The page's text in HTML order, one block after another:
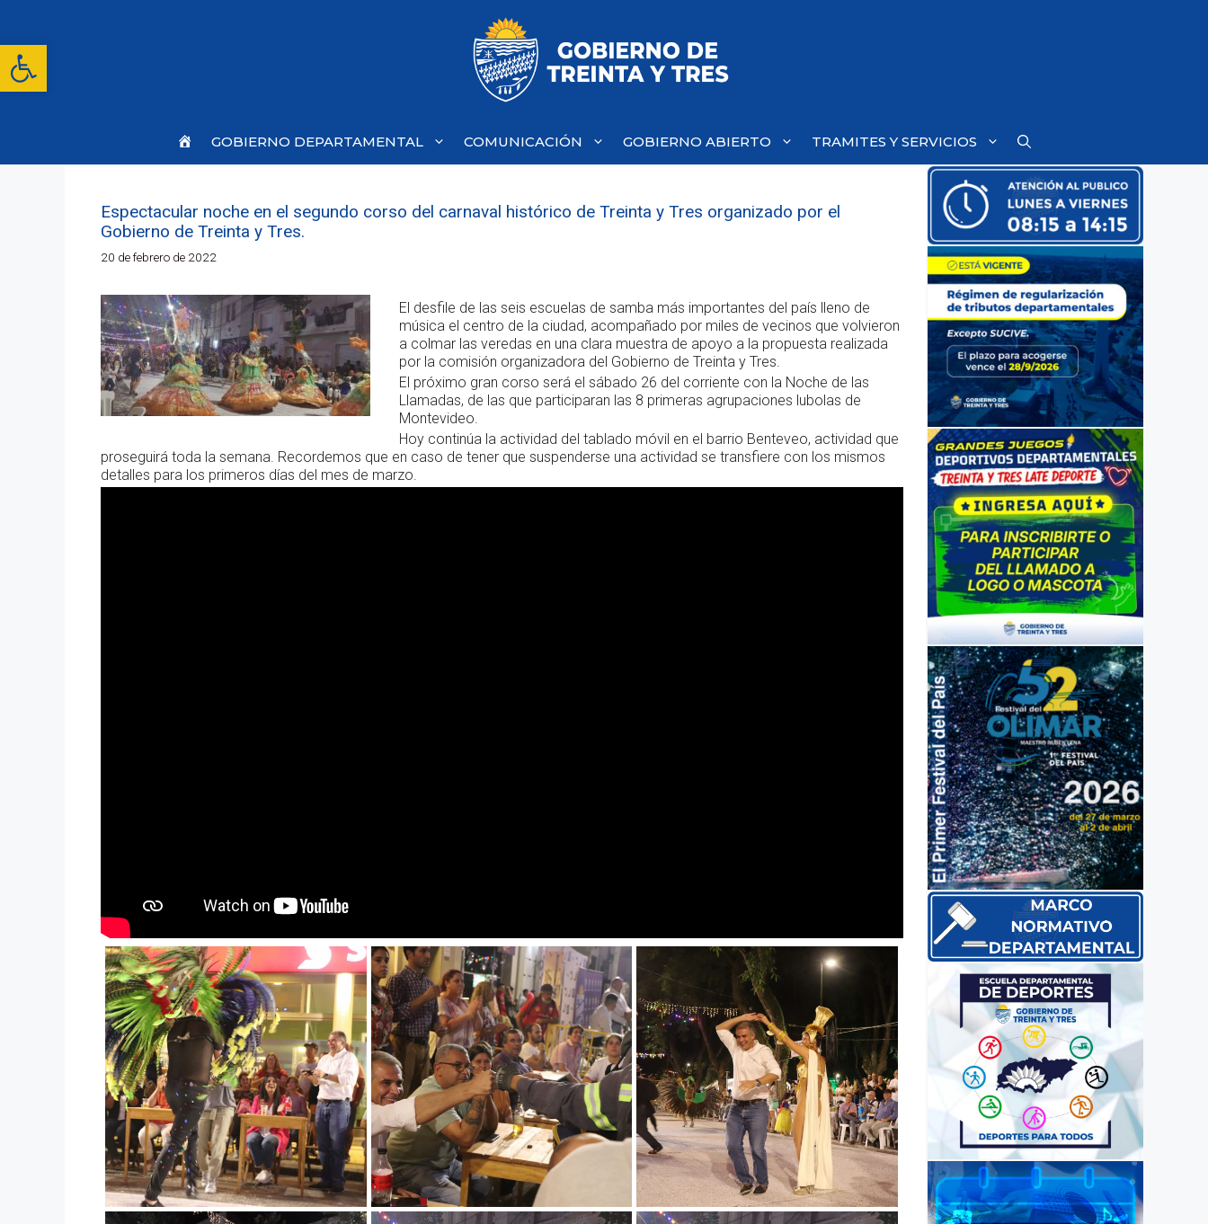
Abrir barra de herramientas
contenido
Inicio
GOBIERNO DEPARTAMENTAL COMUNICACIÓN GOBIERNO ABIERTO TRAMITES Y SERVICIOS
Espectacular noche en el segundo corso del carnaval histórico de Treinta y Tres organizado por el
Gobierno de Treinta y Tres.
20 de febrero de 2022
El desfile de las seis escuelas de samba más importantes del país lleno de
música el centro de la ciudad, acompañado por miles de vecinos que volvieron
a colmar las veredas en una clara muestra de apoyo a la propuesta realizada
por la comisión organizadora del Gobierno de Treinta y Tres.
El próximo gran corso será el sábado 26 del corriente con la Noche de las
Llamadas, de las que participaran las 8 primeras agrupaciones lubolas de
Montevideo.
Hoy continúa la actividad del tablado móvil en el barrio Benteveo, actividad que
proseguirá toda la semana. Recordemos que en caso de tener que suspenderse una actividad se transfiere con los mismos
detalles para los primeros días del mes de marzo.